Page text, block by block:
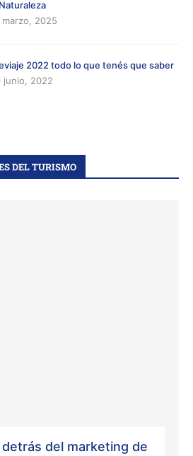
marzo, 2025
2022 todo lo que tenés que saber
junio, 2022
DEL TURISMO
del marketing de